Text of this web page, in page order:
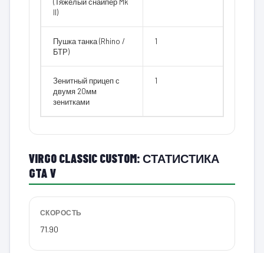
II)
Пушка танка (Rhino /
БТР)
1
Зенитный прицеп с
двумя 20мм
зенитками
1
VIRGO CLASSIC CUSTOM: СТАТИСТИКА
GTA V
СКОРОСТЬ
71.90